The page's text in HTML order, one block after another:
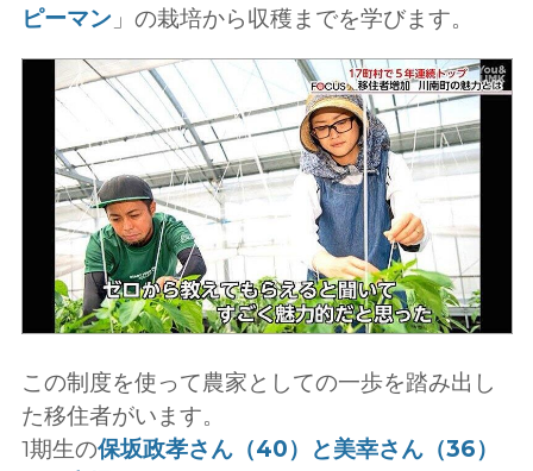
ピーマン 」の栽培から収穫までを学びます。
この制度を使って農家としての一歩を踏み出し
た移住者がいます。
1期生の保坂政孝さん（40）と美幸さん（36）